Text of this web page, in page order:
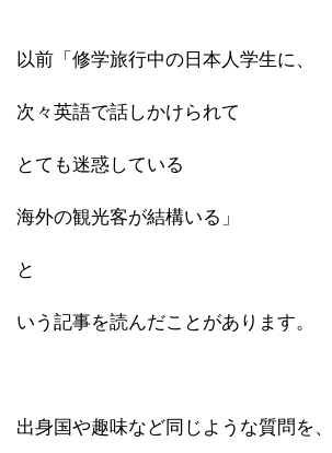
以前「修学旅行中の日本人学生に、
次々英語で話しかけられて
とても迷惑している
海外の観光客が結構いる」
と
いう記事を読んだことがあります。
出身国や趣味など同じような質問を、